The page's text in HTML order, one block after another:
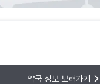
약국 정보 보러가기